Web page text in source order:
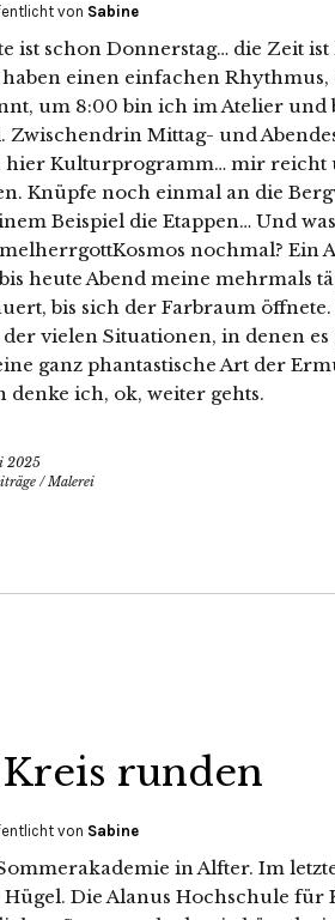
von Sabine
ist schon Donnerstag… die Zeit
einen einfachen
um 8:00 bin ich im Atelier und
Zwischendrin Mittag- und
hier Kulturprogramm… mir reicht
Knüpfe noch einmal an die
Beispiel die Etappen… Und
nochmal? Ein
heute Abend meine mehrmals
bis sich der Farbraum
vielen Situationen, in denen es
ganz phantastische Art der
denke ich, ok, weiter gehts.
2025
/Malerei
runden
von Sabine
in Alfter. Im
Hügel. Die Alanus Hochschule für